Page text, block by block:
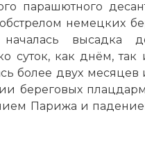
парашютного
немецких
высадка
суток, как днём,
более двух месяцев
береговых
Парижа и